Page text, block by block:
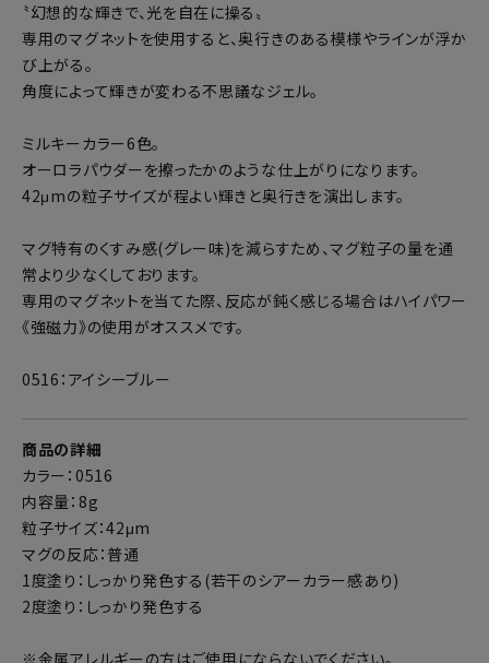
〝幻想的な輝きで、光を自在に操る〟
専用のマグネットを使用すると、奥行きのある模様やラインが浮か
び上がる。
角度によって輝きが変わる不思議なジェル。
ミルキーカラー6色。
オーロラパウダーを擦ったかのような仕上がりになります。
42μmの粒子サイズが程よい輝きと奥行きを演出します。
マグ特有のくすみ感(グレー味)を減らすため、マグ粒子の量を通
常より少なくしております。
専用のマグネットを当てた際、反応が鈍く感じる場合はハイパワー
《強磁力》の使用がオススメです。
0516：アイシーブルー
商品の詳細
カラー：0516
内容量：8g
粒子サイズ：42μm
マグの反応：普通
1度塗り：しっかり発色する(若干のシアーカラー感あり)
2度塗り：しっかり発色する
※金属アレルギーの方はご使用にならないでください。